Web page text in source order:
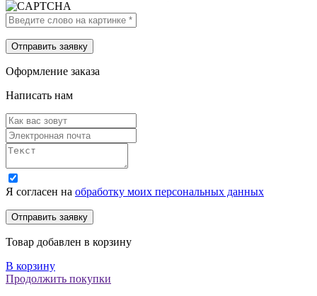
Оформление заказа
Написать нам
Я согласен на обработку моих персональных данных
Товар добавлен в корзину
В корзину
Продолжить покупки